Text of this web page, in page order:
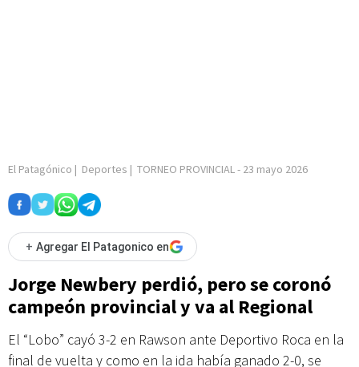
El Patagónico | Deportes | TORNEO PROVINCIAL- 23 mayo 2026
+ Agregar El Patagonico en
Jorge Newbery perdió, pero se coronó
campeón provincial y va al Regional
El “Lobo” cayó 3-2 en Rawson ante Deportivo Roca en la
final de vuelta y como en la ida había ganado 2-0, se